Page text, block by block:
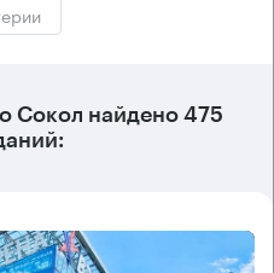
Сокол найдено 475